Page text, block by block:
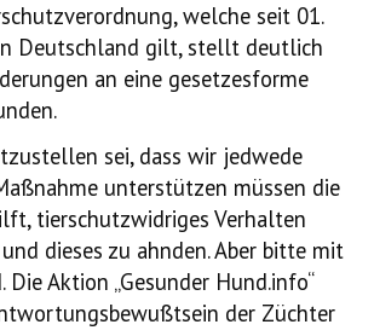
welche seit 01.
Deutschland gilt, stellt deutlich
an eine gesetzesforme
sei, dass wir jedwede
unterstützen müssen die
tierschutzwidriges Verhalten
dieses zu ahnden. Aber bitte mit
Die Aktion „Gesunder Hund.info“
der Züchter